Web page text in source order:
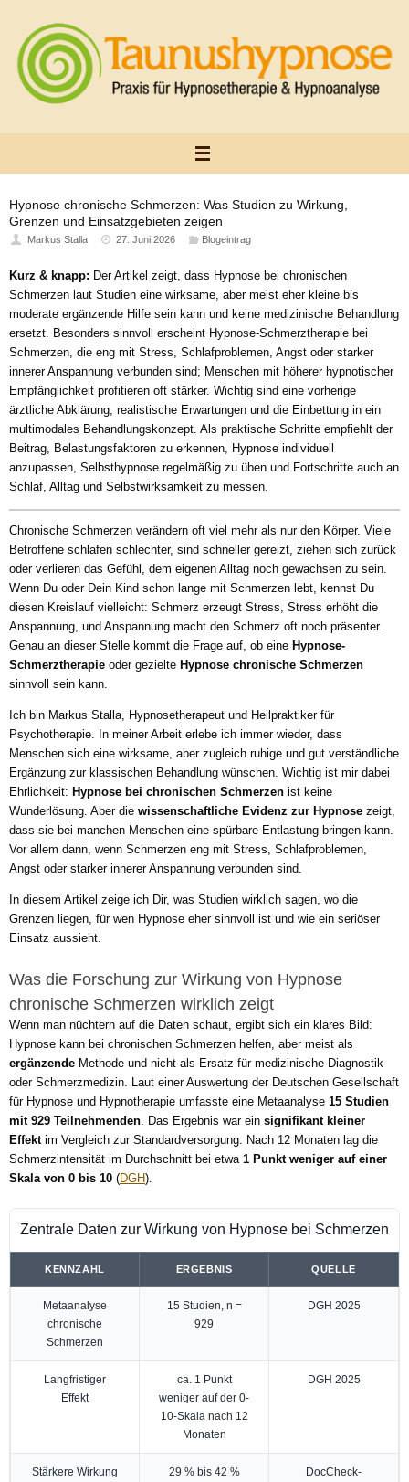
springen
Hypnose chronische Schmerzen: Was Studien zu Wirkung,
Grenzen und Einsatzgebieten zeigen
Markus Stalla 27. Juni 2026 Blogeintrag
Kurz & knapp: Der Artikel zeigt, dass Hypnose bei chronischen
Schmerzen laut Studien eine wirksame, aber meist eher kleine bis
moderate ergänzende Hilfe sein kann und keine medizinische Behandlung
ersetzt. Besonders sinnvoll erscheint Hypnose-Schmerztherapie bei
Schmerzen, die eng mit Stress, Schlafproblemen, Angst oder starker
innerer Anspannung verbunden sind; Menschen mit höherer hypnotischer
Empfänglichkeit profitieren oft stärker. Wichtig sind eine vorherige
ärztliche Abklärung, realistische Erwartungen und die Einbettung in ein
multimodales Behandlungskonzept. Als praktische Schritte empfiehlt der
Beitrag, Belastungsfaktoren zu erkennen, Hypnose individuell
anzupassen, Selbsthypnose regelmäßig zu üben und Fortschritte auch an
Schlaf, Alltag und Selbstwirksamkeit zu messen.
Chronische Schmerzen verändern oft viel mehr als nur den Körper. Viele
Betroffene schlafen schlechter, sind schneller gereizt, ziehen sich zurück
oder verlieren das Gefühl, dem eigenen Alltag noch gewachsen zu sein.
Wenn Du oder Dein Kind schon lange mit Schmerzen lebt, kennst Du
diesen Kreislauf vielleicht: Schmerz erzeugt Stress, Stress erhöht die
Anspannung, und Anspannung macht den Schmerz oft noch präsenter.
Genau an dieser Stelle kommt die Frage auf, ob eine Hypnose-
Schmerztherapie oder gezielte Hypnose chronische Schmerzen
sinnvoll sein kann.
Ich bin Markus Stalla, Hypnosetherapeut und Heilpraktiker für
Psychotherapie. In meiner Arbeit erlebe ich immer wieder, dass
Menschen sich eine wirksame, aber zugleich ruhige und gut verständliche
Ergänzung zur klassischen Behandlung wünschen. Wichtig ist mir dabei
Ehrlichkeit: Hypnose bei chronischen Schmerzen ist keine
Wunderlösung. Aber die wissenschaftliche Evidenz zur Hypnose zeigt,
dass sie bei manchen Menschen eine spürbare Entlastung bringen kann.
Vor allem dann, wenn Schmerzen eng mit Stress, Schlafproblemen,
Angst oder starker innerer Anspannung verbunden sind.
In diesem Artikel zeige ich Dir, was Studien wirklich sagen, wo die
Grenzen liegen, für wen Hypnose eher sinnvoll ist und wie ein seriöser
Einsatz aussieht.
Was die Forschung zur Wirkung von Hypnose
chronische Schmerzen wirklich zeigt
Wenn man nüchtern auf die Daten schaut, ergibt sich ein klares Bild:
Hypnose kann bei chronischen Schmerzen helfen, aber meist als
ergänzende Methode und nicht als Ersatz für medizinische Diagnostik
oder Schmerzmedizin. Laut einer Auswertung der Deutschen Gesellschaft
für Hypnose und Hypnotherapie umfasste eine Metaanalyse 15 Studien
mit 929 Teilnehmenden . Das Ergebnis war ein signifikant kleiner
Effekt im Vergleich zur Standardversorgung. Nach 12 Monaten lag die
Schmerzintensität im Durchschnitt bei etwa 1 Punkt weniger auf einer
Skala von 0 bis 10 (DGH).
Zentrale Daten zur Wirkung von Hypnose bei Schmerzen
KENNZAHL ERGEBNIS QUELLE
Metaanalyse
chronische
Schmerzen
15 Studien, n =
929
DGH 2025
Langfristiger
Effekt
ca. 1 Punkt
weniger auf der 0-
10-Skala nach 12
Monaten
DGH 2025
Stärkere Wirkung
29 % bis 42 %
DocCheck-